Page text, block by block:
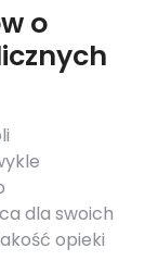
o
dla swoich
opieki